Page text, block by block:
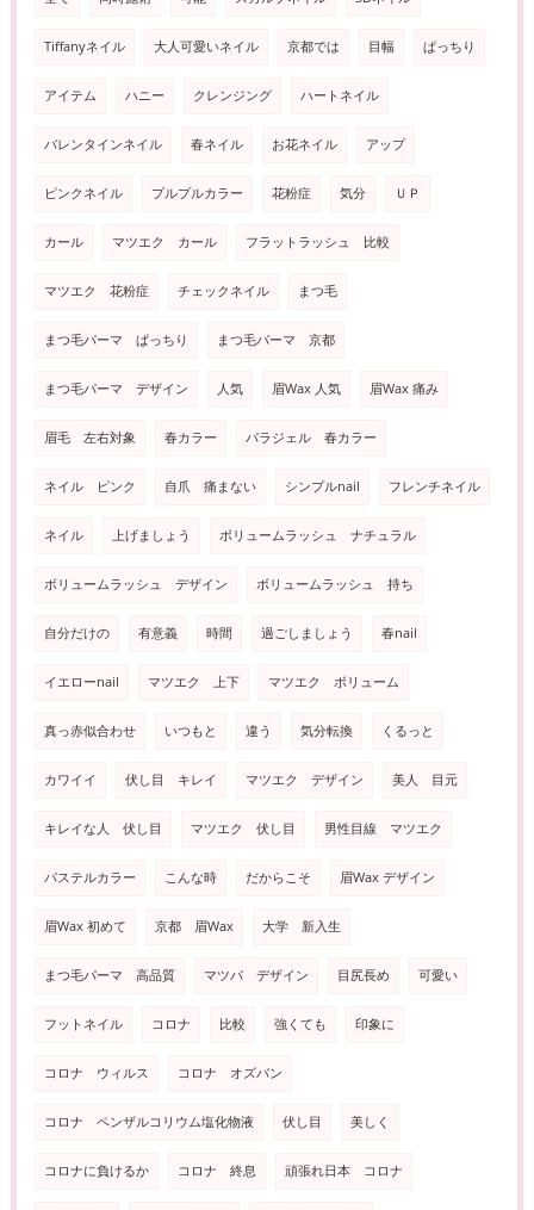
Tiffanyネイル 大人可愛いネイル 京都では 目幅 ぱっちり
アイテム ハニー クレンジング ハートネイル
バレンタインネイル 春ネイル お花ネイル アップ
ピンクネイル プルプルカラー 花粉症 気分 ＵＰ
カール マツエク カール フラットラッシュ 比較
マツエク 花粉症 チェックネイル まつ毛
まつ毛パーマ ぱっちり まつ毛パーマ 京都
まつ毛パーマ デザイン 人気 眉Wax 人気 眉Wax 痛み
眉毛 左右対象 春カラー パラジェル 春カラー
ネイル ピンク 自爪 痛まない シンプルnail フレンチネイル
ネイル 上げましょう ボリュームラッシュ ナチュラル
ボリュームラッシュ デザイン ボリュームラッシュ 持ち
自分だけの 有意義 時間 過ごしましょう 春nail
イエローnail マツエク 上下 マツエク ボリューム
真っ赤似合わせ いつもと 違う 気分転換 くるっと
カワイイ 伏し目 キレイ マツエク デザイン 美人 目元
キレイな人 伏し目 マツエク 伏し目 男性目線 マツエク
パステルカラー こんな時 だからこそ 眉Wax デザイン
眉Wax 初めて 京都 眉Wax 大学 新入生
まつ毛パーマ 高品質 マツパ デザイン 目尻長め 可愛い
フットネイル コロナ 比較 強くても 印象に
コロナ ウィルス コロナ オズバン
コロナ ペンザルコリウム塩化物液 伏し目 美しく
コロナに負けるか コロナ 終息 頑張れ日本 コロナ